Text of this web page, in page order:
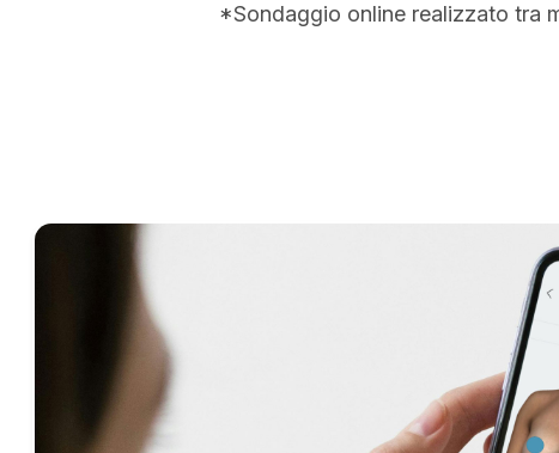
*Sondaggio online realizzato tra